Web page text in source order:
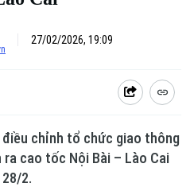
27/02/2026, 19:09
điều chỉnh tổ chức giao thông
cao tốc Nội Bài – Lào Cai
2.